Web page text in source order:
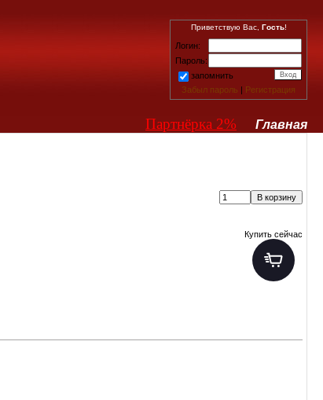
Приветствую Вас, Гость!
Логин:
Пароль:
запомнить
Забыл пароль | Регистрация
Партнёрка 2% Главная
Купить сейчас